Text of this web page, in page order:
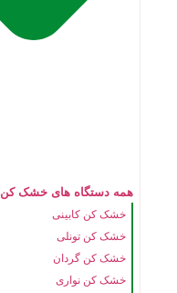
همه دستگاه های خشک کن
خشک کن کابینی
خشک کن تونلی
خشک کن گردان
خشک کن نواری